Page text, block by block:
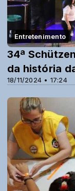
Entretenimento
18/11/2024 • 17:24
34ª
da história